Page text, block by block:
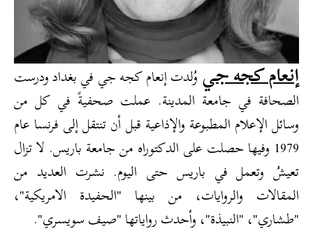
إنعام كجه جيوُلدت إنعام كجه جي في بغداد ودرست
الصحافة في جامعة المدينة. عملت صحفيةً في كل من
وسائل الإعلام المطبوعة والإذاعية قبل أن تنتقل إلى فرنسا عام
1979 وفيها حصلت على الدكتوراه من جامعة باريس. لا تزال
تعيشُ وتعمل في باريس حتى اليوم. نشرت العديد من
المقالات والروايات، من بينها "الحفيدة الامريكية"،
"طشاري"، "النبيذة"، وأحدث رواياتها "صيف سويسري".